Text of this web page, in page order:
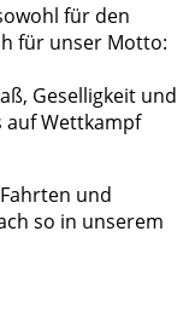
für den
für unser Motto:
Geselligkeit und
auf Wettkampf
und
so in unserem